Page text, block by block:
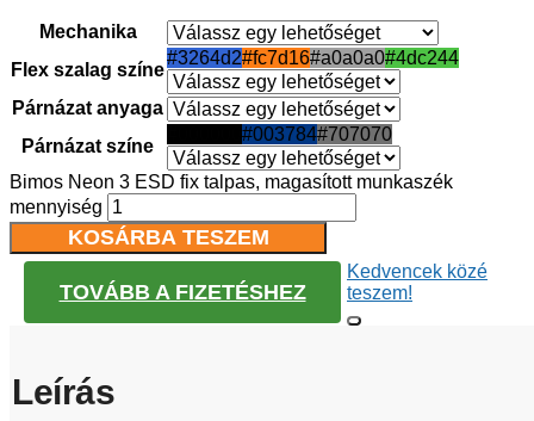
Mechanika
Flex szalag színe
#3264d2#fc7d16#a0a0a0#4dc244
Párnázat anyaga
Párnázat színe
#003784#707070
Bimos Neon 3 ESD fix talpas, magasított munkaszék
mennyiség
KOSÁRBA TESZEM
TOVÁBB A FIZETÉSHEZ
Kedvencek közé
teszem!
Leírás